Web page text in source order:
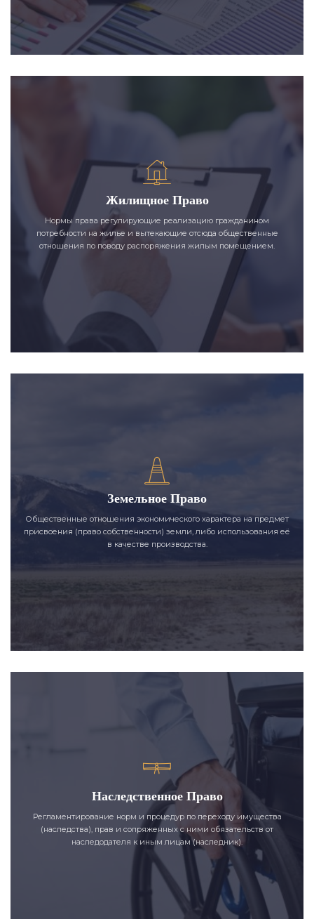
Жилищное Право
Нормы права регулирующие реализацию гражданином
потребности на жилье и вытекающие отсюда общественные
отношения по поводу распоряжения жилым помещением.
Земельное Право
Общественные отношения экономического характера на предмет
присвоения (право собственности) земли, либо использования её
в качестве производства.
Наследственное Право
Регламентирование норм и процедур по переходу имущества
(наследства), прав и сопряженных с ними обязательств от
наследодателя к иным лицам (наследник).